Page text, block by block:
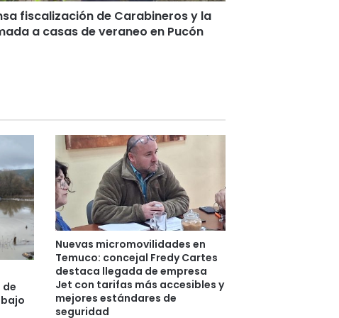
fiscalización de Carabineros y la
a casas de veraneo en Pucón
de
Nuevas micromovilidades en
Temuco: concejal Fredy Cartes
destaca llegada de empresa
Jet con tarifas más accesibles y
mejores estándares de
seguridad